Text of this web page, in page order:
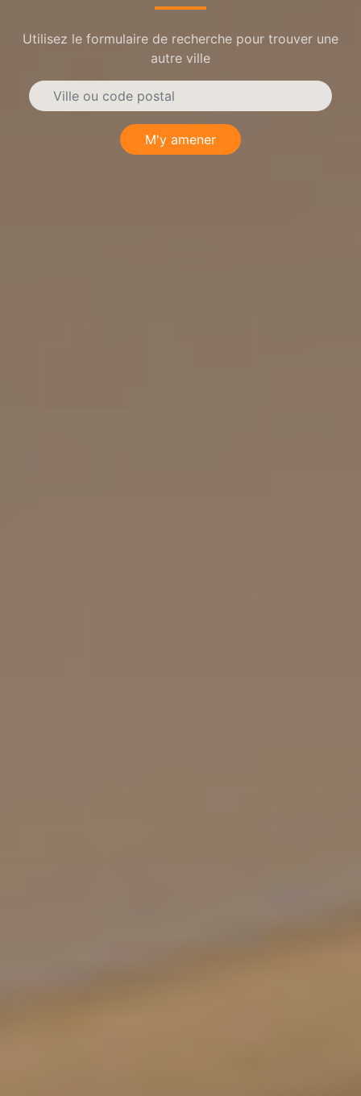
Utilisez le formulaire de recherche pour trouver une
autre ville
M'y amener